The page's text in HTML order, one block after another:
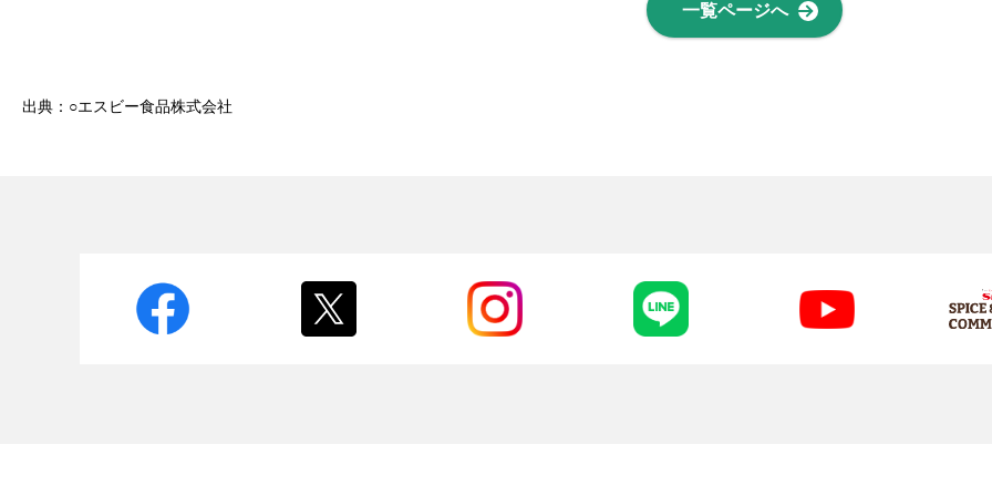
一覧ページへ
出典：○エスビー食品株式会社